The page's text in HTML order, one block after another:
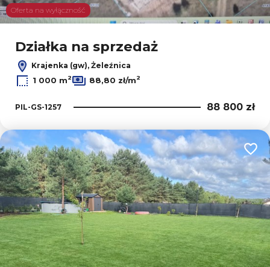
Oferta na wyłączność
Działka na sprzedaż
Krajenka (gw), Żeleźnica
1 000 m2 88,80 zł/m2
PIL-GS-1257 88 800 zł